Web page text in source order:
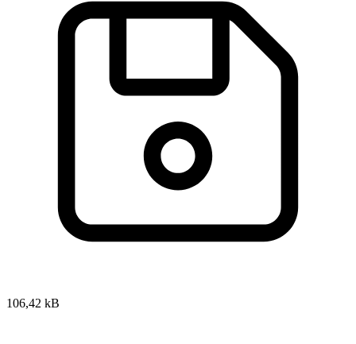
106,42 kB